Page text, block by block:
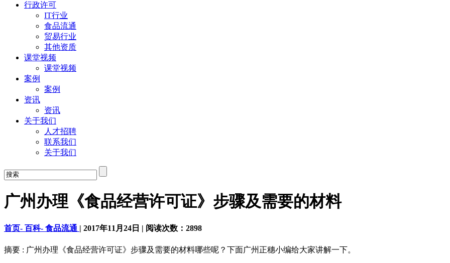
行政许可
IT行业
食品流通
贸易行业
其他资质
课堂视频
课堂视频
案例
案例
资讯
资讯
关于我们
人才招聘
联系我们
关于我们
广州办理《食品经营许可证》步骤及需要的材料
首页- 百科- 食品流通 | 2017年11月24日 | 阅读次数： 2898
摘要 : 广州办理《食品经营许可证》步骤及需要的材料哪些呢？下面广州正穗小编给大家讲解一下。